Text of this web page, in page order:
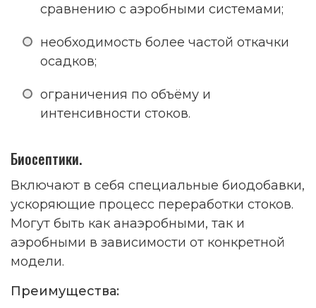
сравнению с аэробными системами;
необходимость более частой откачки
осадков;
ограничения по объёму и
интенсивности стоков.
Биосептики.
Включают в себя специальные биодобавки,
ускоряющие процесс переработки стоков.
Могут быть как анаэробными, так и
аэробными в зависимости от конкретной
модели.
Преимущества: